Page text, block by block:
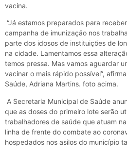
vacina.
“Já estamos preparados para
campanha de imunização nos
parte dos idosos de instituições de
na cidade. Lamentamos essa
temos pressa. Mas vamos aguardar
vacinar o mais rápido possível”,
Saúde, Adriana Martins. foto acima.
A Secretaria Municipal de Saúde
que as doses do primeiro lote serão
trabalhadores de saúde que atuam
linha de frente do combate ao
hospedados nos asilos do município